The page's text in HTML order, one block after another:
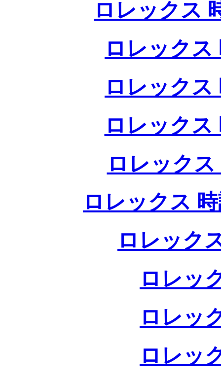
ロレックス
ロレックス
ロレックス
ロレックス
ロレック
ロレックス
ロレック
ロレッ
ロレッ
ロレッ